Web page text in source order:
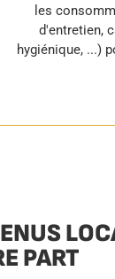
les
d'entretien,
hygiénique, ...)
PART